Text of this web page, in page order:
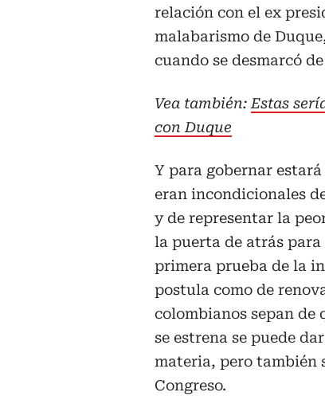
relación con el ex
malabarismo de
cuando se desmarcó
Vea también: Estas
con Duque
Y para gobernar
eran incondicionales
y de representar la
la puerta de atrás
primera prueba de la
postula como de
colombianos sepan de
se estrena se puede
materia, pero también
Congreso.